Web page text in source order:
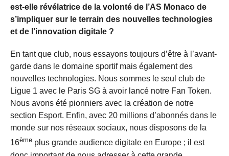
est-elle révélatrice de la volonté de l’AS Monaco de
s’impliquer sur le terrain des nouvelles technologies
et de l’innovation digitale ?
En tant que club, nous essayons toujours d’être à l’avant-
garde dans le domaine sportif mais également des
nouvelles technologies. Nous sommes le seul club de
Ligue 1 avec le Paris SG à avoir lancé notre Fan Token.
Nous avons été pionniers avec la création de notre
section Esport. Enfin, avec 20 millions d’abonnés dans le
monde sur nos réseaux sociaux, nous disposons de la
16èmeplus grande audience digitale en Europe ; il est